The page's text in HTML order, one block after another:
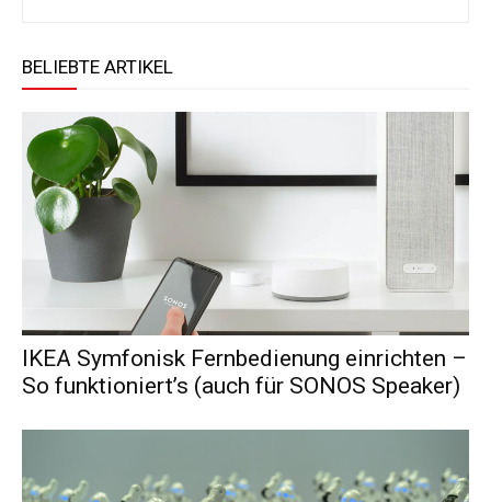
BELIEBTE ARTIKEL
IKEA Symfonisk Fernbedienung einrichten –
So funktioniert’s (auch für SONOS Speaker)